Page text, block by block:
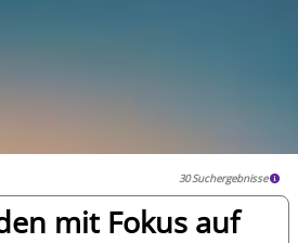
30 Suchergebnisse
mit Fokus auf